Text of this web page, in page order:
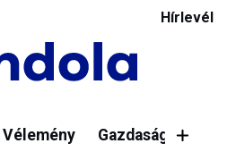
Hírlevél
Vélemény Gazdaság